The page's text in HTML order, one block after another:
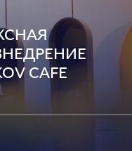
CAFE